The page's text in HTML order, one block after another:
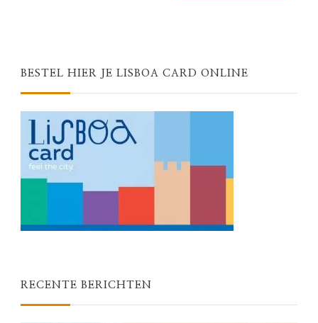
BESTEL HIER JE LISBOA CARD ONLINE
RECENTE BERICHTEN